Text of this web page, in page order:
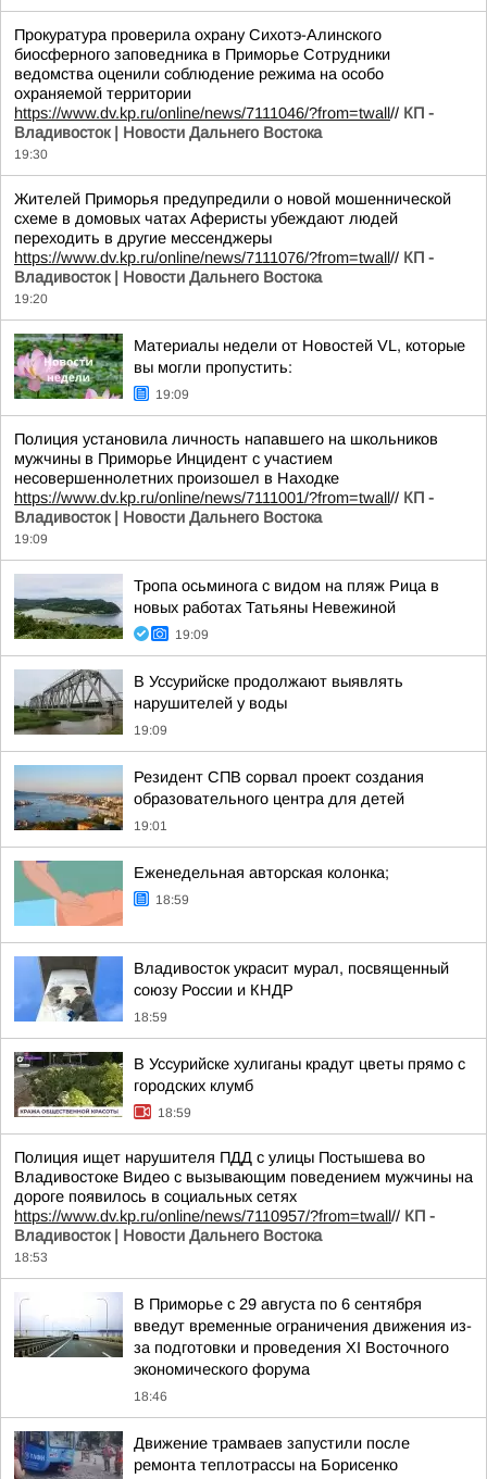
Прокуратура проверила охрану Сихотэ-Алинского
биосферного заповедника в Приморье Сотрудники
ведомства оценили соблюдение режима на особо
охраняемой территории
https://www.dv.kp.ru/online/news/7111046/?from=twall// КП -
Владивосток | Новости Дальнего Востока
19:30
Жителей Приморья предупредили о новой мошеннической
схеме в домовых чатах Аферисты убеждают людей
переходить в другие мессенджеры
https://www.dv.kp.ru/online/news/7111076/?from=twall// КП -
Владивосток | Новости Дальнего Востока
19:20
Материалы недели от Новостей VL, которые
вы могли пропустить:
19:09
Полиция установила личность напавшего на школьников
мужчины в Приморье Инцидент с участием
несовершеннолетних произошел в Находке
https://www.dv.kp.ru/online/news/7111001/?from=twall// КП -
Владивосток | Новости Дальнего Востока
19:09
Тропа осьминога с видом на пляж Рица в
новых работах Татьяны Невежиной
19:09
В Уссурийске продолжают выявлять
нарушителей у воды
19:09
Резидент СПВ сорвал проект создания
образовательного центра для детей
19:01
Еженедельная авторская колонка;
18:59
Владивосток украсит мурал, посвященный
союзу России и КНДР
18:59
В Уссурийске хулиганы крадут цветы прямо с
городских клумб
18:59
Полиция ищет нарушителя ПДД с улицы Постышева во
Владивостоке Видео с вызывающим поведением мужчины на
дороге появилось в социальных сетях
https://www.dv.kp.ru/online/news/7110957/?from=twall// КП -
Владивосток | Новости Дальнего Востока
18:53
В Приморье с 29 августа по 6 сентября
введут временные ограничения движения из-
за подготовки и проведения XI Восточного
экономического форума
18:46
Движение трамваев запустили после
ремонта теплотрассы на Борисенко